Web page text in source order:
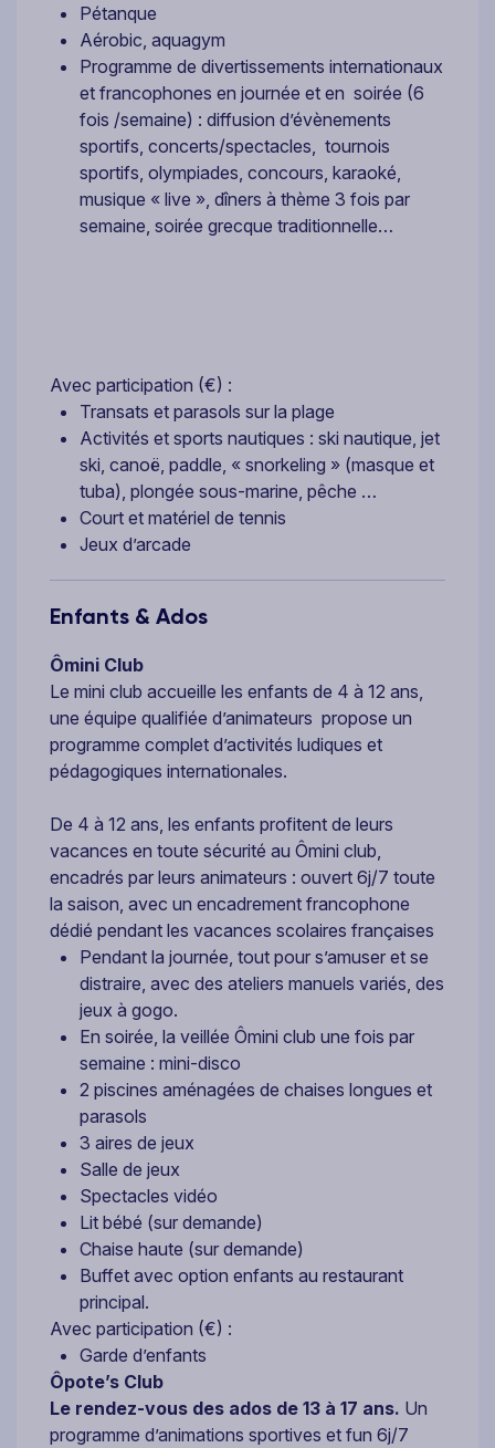
Pétanque
Aérobic, aquagym
Programme de divertissements internationaux
et francophones en journée et en soirée (6
fois /semaine) : diffusion d’évènements
sportifs, concerts/spectacles, tournois
sportifs, olympiades, concours, karaoké,
musique « live », dîners à thème 3 fois par
semaine, soirée grecque traditionnelle…
Avec participation (€) :
Transats et parasols sur la plage
Activités et sports nautiques : ski nautique, jet
ski, canoë, paddle, « snorkeling » (masque et
tuba), plongée sous-marine, pêche …
Court et matériel de tennis
Jeux d’arcade
Enfants & Ados
Ômini Club
Le mini club accueille les enfants de 4 à 12 ans,
une équipe qualifiée d’animateurs propose un
programme complet d’activités ludiques et
pédagogiques internationales.
De 4 à 12 ans, les enfants profitent de leurs
vacances en toute sécurité au Ômini club,
encadrés par leurs animateurs : ouvert 6j/7 toute
la saison, avec un encadrement francophone
dédié pendant les vacances scolaires françaises
Pendant la journée, tout pour s’amuser et se
distraire, avec des ateliers manuels variés, des
jeux à gogo.
En soirée, la veillée Ômini club une fois par
semaine : mini-disco
2 piscines aménagées de chaises longues et
parasols
3 aires de jeux
Salle de jeux
Spectacles vidéo
Lit bébé (sur demande)
Chaise haute (sur demande)
Buffet avec option enfants au restaurant
principal.
Avec participation (€) :
Garde d’enfants
Ôpote’s Club
Le rendez-vous des ados de 13 à 17 ans. Un
programme d’animations sportives et fun 6j/7